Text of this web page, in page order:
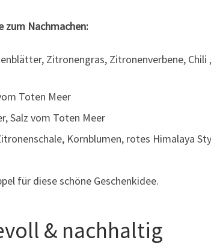
zum Nachmachen:
Zitronengras, Zitronenverbene, Chili
Toten Meer
Salz vom Toten Meer
Kornblumen, rotes Himalaya
für diese schöne Geschenkidee.
& nachhaltig